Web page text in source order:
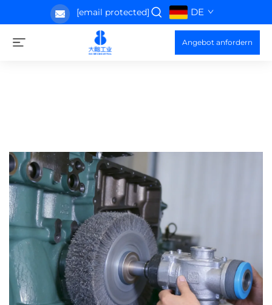
[email protected] DE
Angebot anfordern